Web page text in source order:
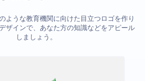
ような教育機関に向けた目立つロゴを作り
ザインで、あなた方の知識などをアピール
しましょう。